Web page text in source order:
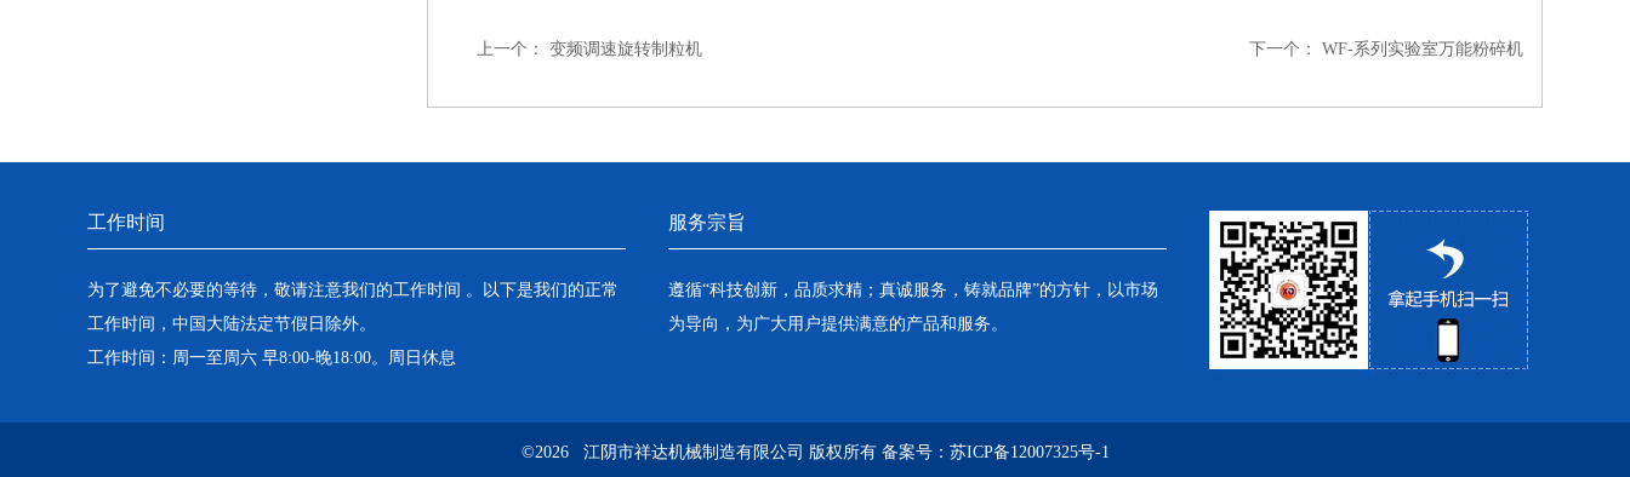
上一个： 变频调速旋转制粒机 下一个： WF-系列实验室万能粉碎机
工作时间
为了避免不必要的等待，敬请注意我们的工作时间 。以下是我们的正常
工作时间，中国大陆法定节假日除外。
工作时间：周一至周六 早8:00-晚18:00。周日休息
服务宗旨
遵循“科技创新，品质求精；真诚服务，铸就品牌”的方针，以市场
为导向，为广大用户提供满意的产品和服务。
©2026 江阴市祥达机械制造有限公司 版权所有 备案号：苏ICP备12007325号-1